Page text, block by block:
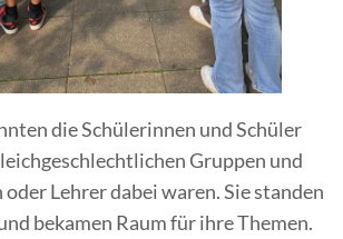
die Schülerinnen und Schüler
Gruppen und
oder Lehrer dabei waren. Sie standen
bekamen Raum für ihre Themen.